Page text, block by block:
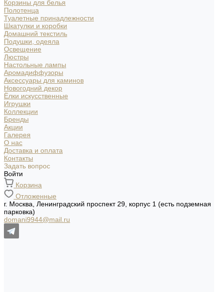
Корзины для белья
Полотенца
Туалетные принадлежности
Шкатулки и коробки
Домашний текстиль
Подушки, одеяла
Освещение
Люстры
Настольные лампы
Аромадиффузоры
Аксессуары для каминов
Новогодний декор
Ёлки искусственные
Игрушки
Коллекции
Бренды
Акции
Галерея
О нас
Доставка и оплата
Контакты
Задать вопрос
Войти
Корзина
Отложенные
г. Москва, Ленинградский проспект 29, корпус 1 (есть подземная
парковка)
domani9944@mail.ru